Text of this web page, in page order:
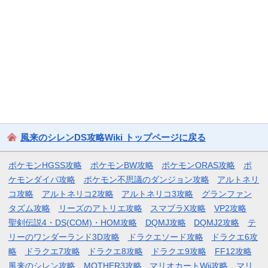
風来のシレンDS攻略Wiki トップページに戻る
ポケモンHGSS攻略 ポケモンBW攻略 ポケモンORAS攻略
ポ
ケモンダイパ攻略
ポケモン不思議のダンジョン攻略
アルトネリ
コ攻略
アルトネリコ2攻略 アルトネリコ3攻略
グランファン
タズム攻略
リーズのアトリエ攻略 スマブラX攻略
VP2攻略
聖剣伝説4・DS(COM)・HOM攻略
DQMJ攻略 DQMJ2攻略
テ
リーのワンダーランド3D攻略
ドラクエソード攻略
ドラクエ6攻
略
ドラクエ7攻略 ドラクエ8攻略 ドラクエ9攻略
FF12攻略
風来のシレン攻略
MOTHER3攻略 マリオカートWii攻略 マリ